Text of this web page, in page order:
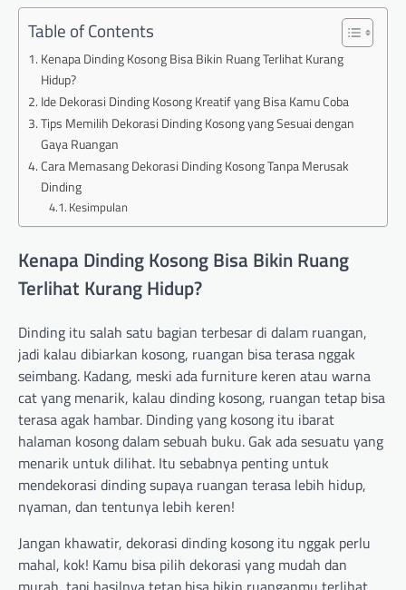
Table of Contents
Kenapa Dinding Kosong Bisa Bikin Ruang Terlihat Kurang
Hidup?
Ide Dekorasi Dinding Kosong Kreatif yang Bisa Kamu Coba
Tips Memilih Dekorasi Dinding Kosong yang Sesuai dengan
Gaya Ruangan
Cara Memasang Dekorasi Dinding Kosong Tanpa Merusak
Dinding
Kesimpulan
Kenapa Dinding Kosong Bisa Bikin Ruang
Terlihat Kurang Hidup?
Dinding itu salah satu bagian terbesar di dalam ruangan,
jadi kalau dibiarkan kosong, ruangan bisa terasa nggak
seimbang. Kadang, meski ada furniture keren atau warna
cat yang menarik, kalau dinding kosong, ruangan tetap bisa
terasa agak hambar. Dinding yang kosong itu ibarat
halaman kosong dalam sebuah buku. Gak ada sesuatu yang
menarik untuk dilihat. Itu sebabnya penting untuk
mendekorasi dinding supaya ruangan terasa lebih hidup,
nyaman, dan tentunya lebih keren!
Jangan khawatir, dekorasi dinding kosong itu nggak perlu
mahal, kok! Kamu bisa pilih dekorasi yang mudah dan